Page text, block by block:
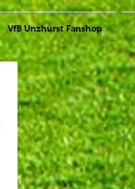
VfB Unzhurst Fanshop